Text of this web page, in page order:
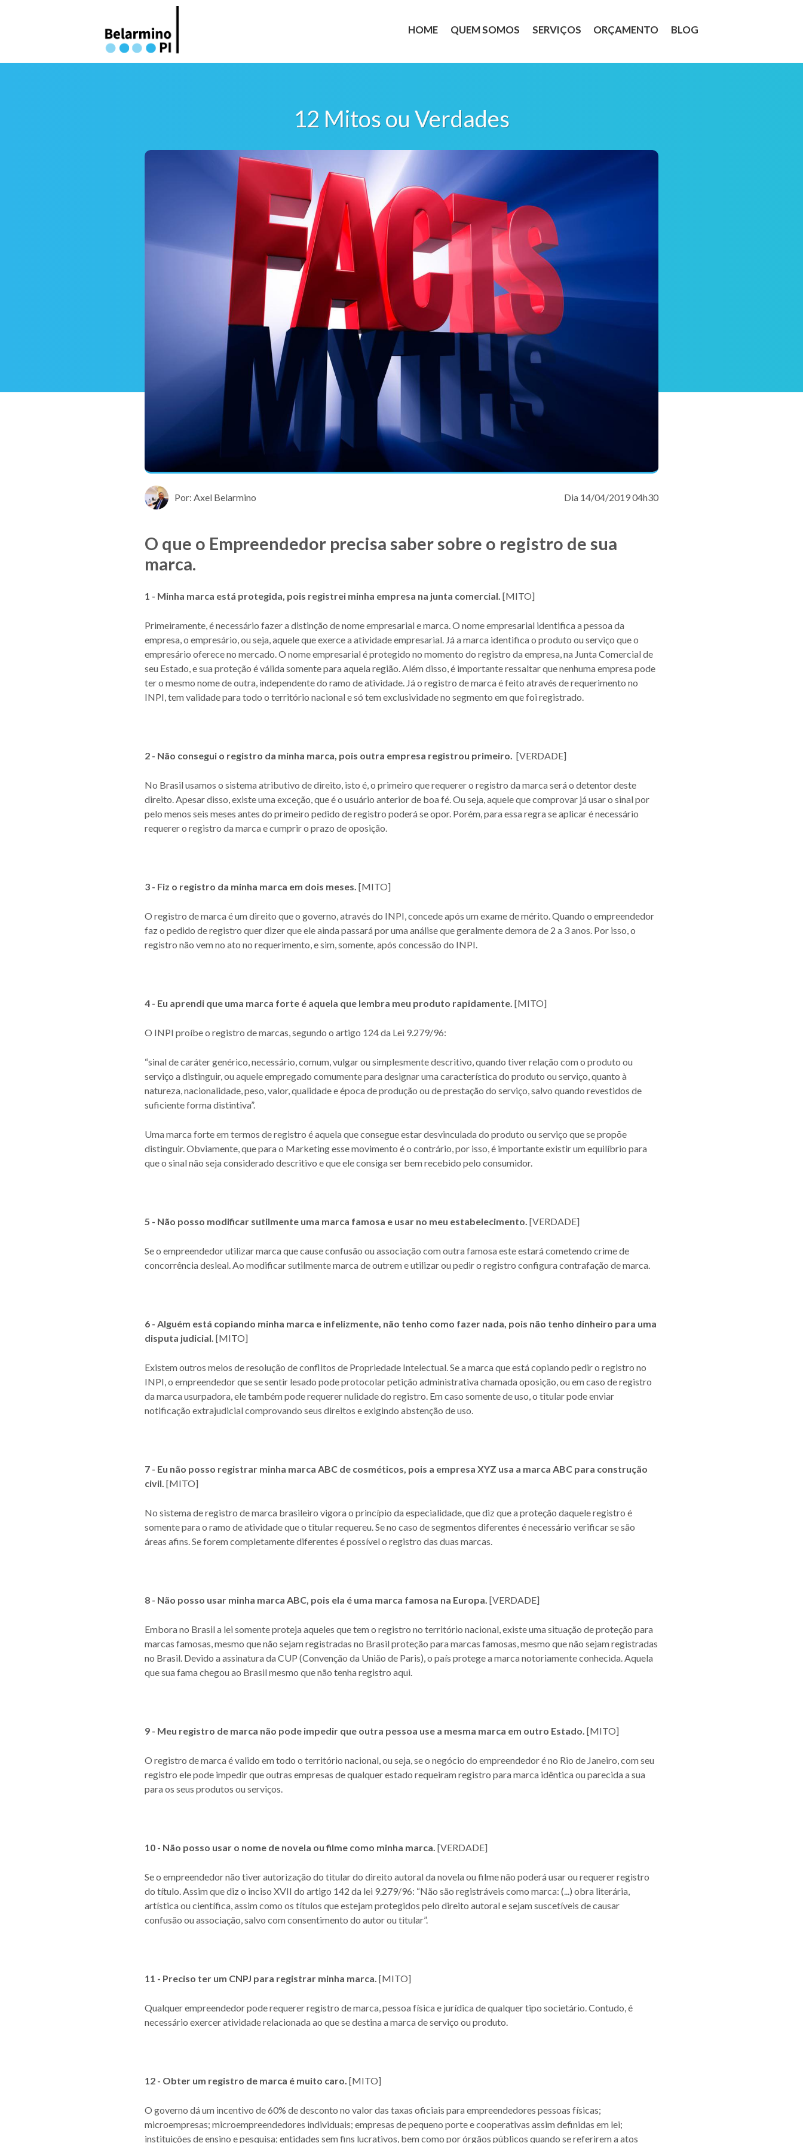
HOME QUEM SOMOS SERVIÇOS ORÇAMENTO BLOG
12 Mitos ou Verdades
Por: Axel Belarmino Dia 14/04/2019 04h30
O que o Empreendedor precisa saber sobre o registro de sua
marca.
1 - Minha marca está protegida, pois registrei minha empresa na junta comercial. [MITO]
Primeiramente, é necessário fazer a distinção de nome empresarial e marca. O nome empresarial identifica a pessoa da
empresa, o empresário, ou seja, aquele que exerce a atividade empresarial. Já a marca identifica o produto ou serviço que o
empresário oferece no mercado. O nome empresarial é protegido no momento do registro da empresa, na Junta Comercial de
seu Estado, e sua proteção é válida somente para aquela região. Além disso, é importante ressaltar que nenhuma empresa pode
ter o mesmo nome de outra, independente do ramo de atividade. Já o registro de marca é feito através de requerimento no
INPI, tem validade para todo o território nacional e só tem exclusividade no segmento em que foi registrado.
2 - Não consegui o registro da minha marca, pois outra empresa registrou primeiro. [VERDADE]
No Brasil usamos o sistema atributivo de direito, isto é, o primeiro que requerer o registro da marca será o detentor deste
direito. Apesar disso, existe uma exceção, que é o usuário anterior de boa fé. Ou seja, aquele que comprovar já usar o sinal por
pelo menos seis meses antes do primeiro pedido de registro poderá se opor. Porém, para essa regra se aplicar é necessário
requerer o registro da marca e cumprir o prazo de oposição.
3 - Fiz o registro da minha marca em dois meses. [MITO]
O registro de marca é um direito que o governo, através do INPI, concede após um exame de mérito. Quando o empreendedor
faz o pedido de registro quer dizer que ele ainda passará por uma análise que geralmente demora de 2 a 3 anos. Por isso, o
registro não vem no ato no requerimento, e sim, somente, após concessão do INPI.
4 - Eu aprendi que uma marca forte é aquela que lembra meu produto rapidamente. [MITO]
O INPI proíbe o registro de marcas, segundo o artigo 124 da Lei 9.279/96:
“sinal de caráter genérico, necessário, comum, vulgar ou simplesmente descritivo, quando tiver relação com o produto ou
serviço a distinguir, ou aquele empregado comumente para designar uma característica do produto ou serviço, quanto à
natureza, nacionalidade, peso, valor, qualidade e época de produção ou de prestação do serviço, salvo quando revestidos de
suficiente forma distintiva”.
Uma marca forte em termos de registro é aquela que consegue estar desvinculada do produto ou serviço que se propõe
distinguir. Obviamente, que para o Marketing esse movimento é o contrário, por isso, é importante existir um equilíbrio para
que o sinal não seja considerado descritivo e que ele consiga ser bem recebido pelo consumidor.
5 - Não posso modificar sutilmente uma marca famosa e usar no meu estabelecimento. [VERDADE]
Se o empreendedor utilizar marca que cause confusão ou associação com outra famosa este estará cometendo crime de
concorrência desleal. Ao modificar sutilmente marca de outrem e utilizar ou pedir o registro configura contrafação de marca.
6 - Alguém está copiando minha marca e infelizmente, não tenho como fazer nada, pois não tenho dinheiro para uma
disputa judicial. [MITO]
Existem outros meios de resolução de conflitos de Propriedade Intelectual. Se a marca que está copiando pedir o registro no
INPI, o empreendedor que se sentir lesado pode protocolar petição administrativa chamada oposição, ou em caso de registro
da marca usurpadora, ele também pode requerer nulidade do registro. Em caso somente de uso, o titular pode enviar
notificação extrajudicial comprovando seus direitos e exigindo abstenção de uso.
7 - Eu não posso registrar minha marca ABC de cosméticos, pois a empresa XYZ usa a marca ABC para construção
civil. [MITO]
No sistema de registro de marca brasileiro vigora o princípio da especialidade, que diz que a proteção daquele registro é
somente para o ramo de atividade que o titular requereu. Se no caso de segmentos diferentes é necessário verificar se são
áreas afins. Se forem completamente diferentes é possível o registro das duas marcas.
8 - Não posso usar minha marca ABC, pois ela é uma marca famosa na Europa. [VERDADE]
Embora no Brasil a lei somente proteja aqueles que tem o registro no território nacional, existe uma situação de proteção para
marcas famosas, mesmo que não sejam registradas no Brasil proteção para marcas famosas, mesmo que não sejam registradas
no Brasil. Devido a assinatura da CUP (Convenção da União de Paris), o país protege a marca notoriamente conhecida. Aquela
que sua fama chegou ao Brasil mesmo que não tenha registro aqui.
9 - Meu registro de marca não pode impedir que outra pessoa use a mesma marca em outro Estado. [MITO]
O registro de marca é valido em todo o território nacional, ou seja, se o negócio do empreendedor é no Rio de Janeiro, com seu
registro ele pode impedir que outras empresas de qualquer estado requeiram registro para marca idêntica ou parecida a sua
para os seus produtos ou serviços.
10 - Não posso usar o nome de novela ou filme como minha marca. [VERDADE]
Se o empreendedor não tiver autorização do titular do direito autoral da novela ou filme não poderá usar ou requerer registro
do título. Assim que diz o inciso XVII do artigo 142 da lei 9.279/96: “Não são registráveis como marca: (...) obra literária,
artística ou científica, assim como os títulos que estejam protegidos pelo direito autoral e sejam suscetíveis de causar
confusão ou associação, salvo com consentimento do autor ou titular”.
11 - Preciso ter um CNPJ para registrar minha marca. [MITO]
Qualquer empreendedor pode requerer registro de marca, pessoa física e jurídica de qualquer tipo societário. Contudo, é
necessário exercer atividade relacionada ao que se destina a marca de serviço ou produto.
12 - Obter um registro de marca é muito caro. [MITO]
O governo dá um incentivo de 60% de desconto no valor das taxas oficiais para empreendedores pessoas físicas;
microempresas; microempreendedores individuais; empresas de pequeno porte e cooperativas assim definidas em lei;
instituições de ensino e pesquisa; entidades sem fins lucrativos, bem como por órgãos públicos quando se referirem a atos